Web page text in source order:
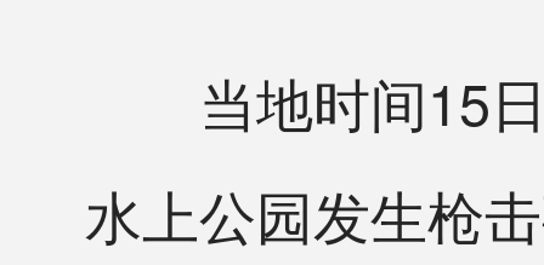
当地时间15日
水上公园发生枪